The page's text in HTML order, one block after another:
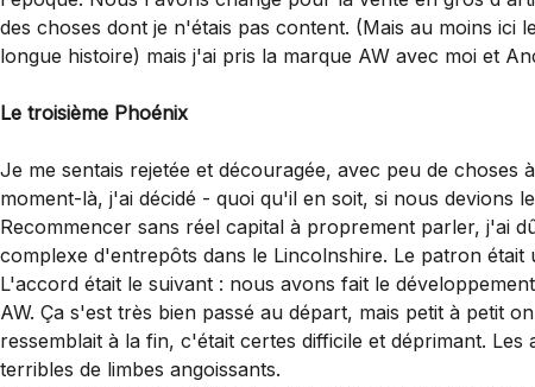
des choses dont je n'étais pas content. (Mais au moins ici
longue histoire) mais j'ai pris la marque AW avec moi et
Le troisième Phoénix
Je me sentais rejetée et découragée, avec peu de
moment-là, j'ai décidé - quoi qu'il en soit, si nous devions
Recommencer sans réel capital à proprement parler, j'ai
complexe d'entrepôts dans le Lincolnshire. Le patron
L'accord était le suivant : nous avons fait le
AW. Ça s'est très bien passé au départ, mais petit à petit
ressemblait à la fin, c'était certes difficile et déprimant.
terribles de limbes angoissants.